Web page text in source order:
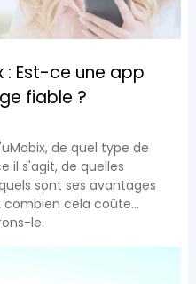
: Est-ce une app
fiable ?
de quel type de
il s'agit, de quelles
sont ses avantages
cela coûte...
le.